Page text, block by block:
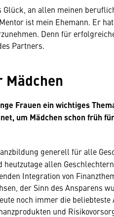
Glück, an allen meinen
ist mein Ehemann. Er
Denn für
Partners.
Frauen ein wichtiges
um Mädchen schon früh
generell für alle
allen
Integration von
der Sinn des Ansparens
noch immer die
und